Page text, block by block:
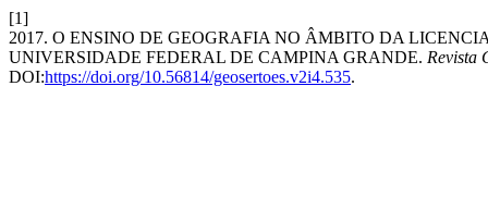
[1]
2017. O ENSINO DE GEOGRAFIA NO ÂMBITO DA
UNIVERSIDADE FEDERAL DE CAMPINA GRANDE. Revista
DOI:https://doi.org/10.56814/geosertoes.v2i4.535.